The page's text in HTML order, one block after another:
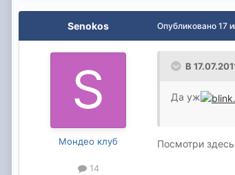
Senokos
Мондео клуб
14
Опубликовано 17
В
Да уж
Посмотри